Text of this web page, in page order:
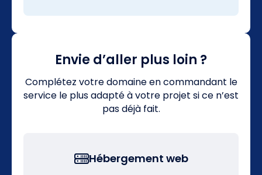
Envie d’aller plus loin ?
Complétez votre domaine en commandant le
service le plus adapté à votre projet si ce n’est
pas déjà fait.
Hébergement web